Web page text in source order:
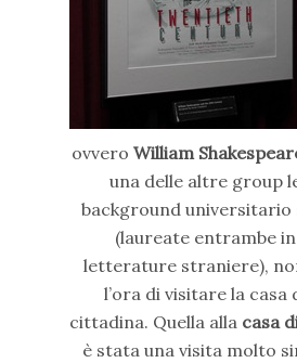
ovvero William
una delle altre group
background universitario
(laureate entrambe
letterature straniere),
l’ora di visitare la casa
cittadina. Quella alla casa
è stata una visita molto